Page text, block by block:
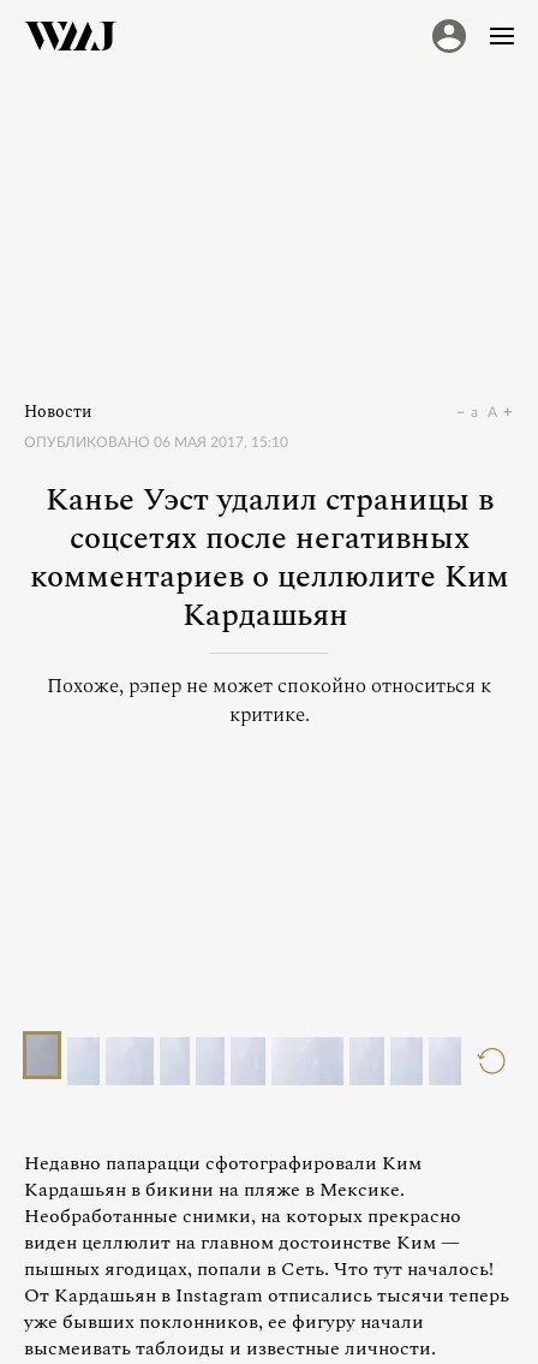
Новости
ОПУБЛИКОВАНО 06 МАЯ 2017, 15:10
a A
Канье Уэст удалил страницы в
соцсетях после негативных
комментариев о целлюлите Ким
Кардашьян
Похоже, рэпер не может спокойно относиться к
критике.
Недавно папарацци сфотографировали Ким
Кардашьян в бикини на пляже в Мексике.
Необработанные снимки, на которых прекрасно
виден целлюлит на главном достоинстве Ким —
пышных ягодицах, попали в Сеть. Что тут началось!
От Кардашьян в Instagram отписались тысячи теперь
уже бывших поклонников, ее фигуру начали
высмеивать таблоиды и известные личности.